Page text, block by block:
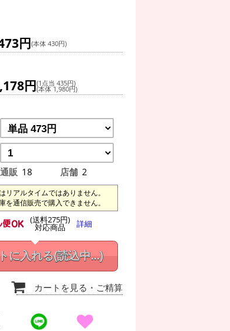
円(本体 430円)
円(1点当 435円)
(本体 1,980円)
通販 18 店舗 2
リアルタイムではありません。
を通信販売で購入できません。
(送料275円)
対応商品 詳細
に入れる(読込中...)
カートを見る ・ご精算